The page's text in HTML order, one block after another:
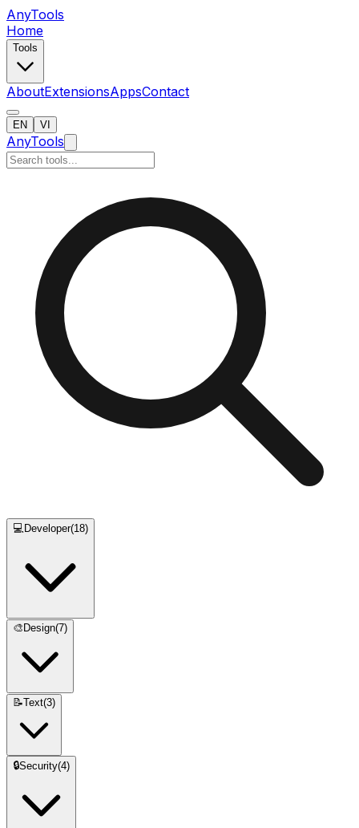
AnyTools
Home
Tools
AboutExtensionsAppsContact
EN VI
AnyTools
💻 Developer(18)
🎨 Design(7)
📝Text(3)
🔒Security(4)